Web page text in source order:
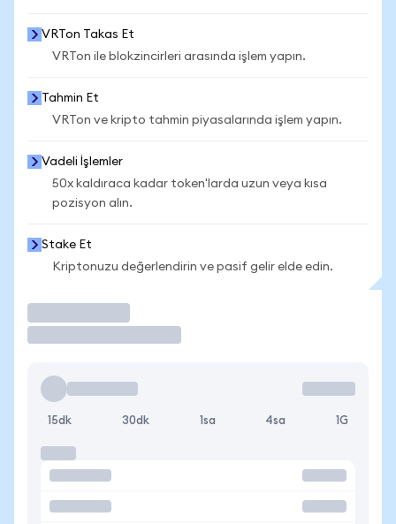
VRTon Takas Et
VRTon ile blokzincirleri arasında işlem yapın.
Tahmin Et
VRTon ve kripto tahmin piyasalarında işlem yapın.
Vadeli İşlemler
50x kaldıraca kadar token'larda uzun veya kısa
pozisyon alın.
Stake Et
Kriptonuzu değerlendirin ve pasif gelir elde edin.
15dk 30dk 1sa 4sa 1G